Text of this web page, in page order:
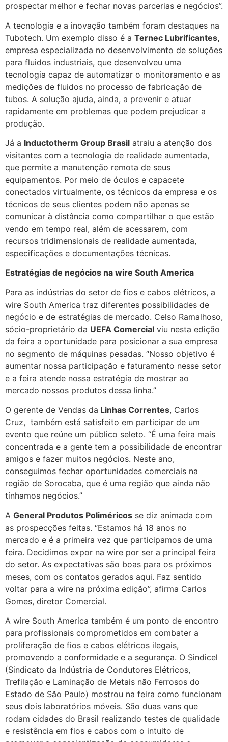
prospectar melhor e fechar novas parcerias e negócios”.
A tecnologia e a inovação também foram destaques na
Tubotech. Um exemplo disso é a Ternec Lubrificantes,
empresa especializada no desenvolvimento de soluções
para fluidos industriais, que desenvolveu uma
tecnologia capaz de automatizar o monitoramento e as
medições de fluidos no processo de fabricação de
tubos. A solução ajuda, ainda, a prevenir e atuar
rapidamente em problemas que podem prejudicar a
produção.
Já a Inductotherm Group Brasil atraiu a atenção dos
visitantes com a tecnologia de realidade aumentada,
que permite a manutenção remota de seus
equipamentos. Por meio de óculos e capacete
conectados virtualmente, os técnicos da empresa e os
técnicos de seus clientes podem não apenas se
comunicar à distância como compartilhar o que estão
vendo em tempo real, além de acessarem, com
recursos tridimensionais de realidade aumentada,
especificações e documentações técnicas.
Estratégias de negócios na wire South America
Para as indústrias do setor de fios e cabos elétricos, a
wire South America traz diferentes possibilidades de
negócio e de estratégias de mercado. Celso Ramalhoso,
sócio-proprietário da UEFA Comercial viu nesta edição
da feira a oportunidade para posicionar a sua empresa
no segmento de máquinas pesadas. “Nosso objetivo é
aumentar nossa participação e faturamento nesse setor
e a feira atende nossa estratégia de mostrar ao
mercado nossos produtos dessa linha.”
O gerente de Vendas da Linhas Correntes, Carlos
Cruz, também está satisfeito em participar de um
evento que reúne um público seleto. “É uma feira mais
concentrada e a gente tem a possibilidade de encontrar
amigos e fazer muitos negócios. Neste ano,
conseguimos fechar oportunidades comerciais na
região de Sorocaba, que é uma região que ainda não
tínhamos negócios.”
A General Produtos Poliméricos se diz animada com
as prospecções feitas. “Estamos há 18 anos no
mercado e é a primeira vez que participamos de uma
feira. Decidimos expor na wire por ser a principal feira
do setor. As expectativas são boas para os próximos
meses, com os contatos gerados aqui. Faz sentido
voltar para a wire na próxima edição”, afirma Carlos
Gomes, diretor Comercial.
A wire South America também é um ponto de encontro
para profissionais comprometidos em combater a
proliferação de fios e cabos elétricos ilegais,
promovendo a conformidade e a segurança. O Sindicel
(Sindicato da Indústria de Condutores Elétricos,
Trefilação e Laminação de Metais não Ferrosos do
Estado de São Paulo) mostrou na feira como funcionam
seus dois laboratórios móveis. São duas vans que
rodam cidades do Brasil realizando testes de qualidade
e resistência em fios e cabos com o intuito de